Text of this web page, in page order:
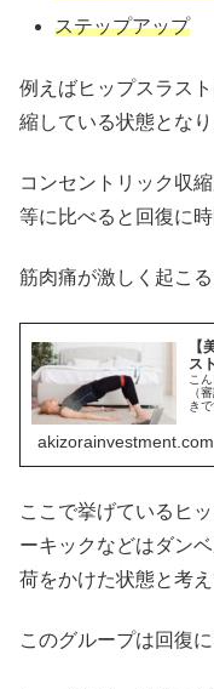
ステップアップ
例えばヒップスラス
縮している状態となり
コンセントリック収
等に比べると回復に
筋肉痛が激しく起こ
【
ス
こ
（
き
akizorainvestment.com
ここで挙げているヒ
ーキックなどはダン
荷をかけた状態と考え
このグループは回復